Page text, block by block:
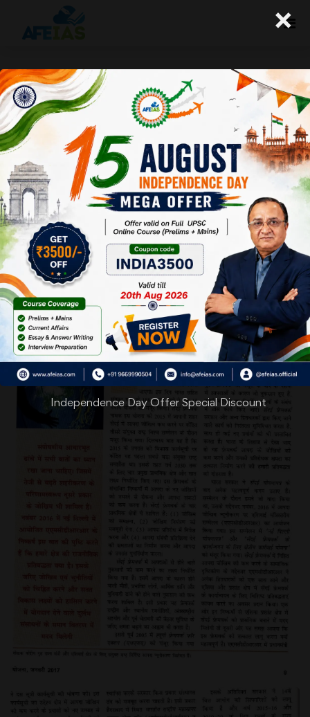
योजना:-सेंदई फ्रेमवर्क के आगे की पहल और
भावी नीति (28-01-2017)
Afeias 28 Jan 2017
To Download ClickHere
×
Independence Day Offer Special Discount